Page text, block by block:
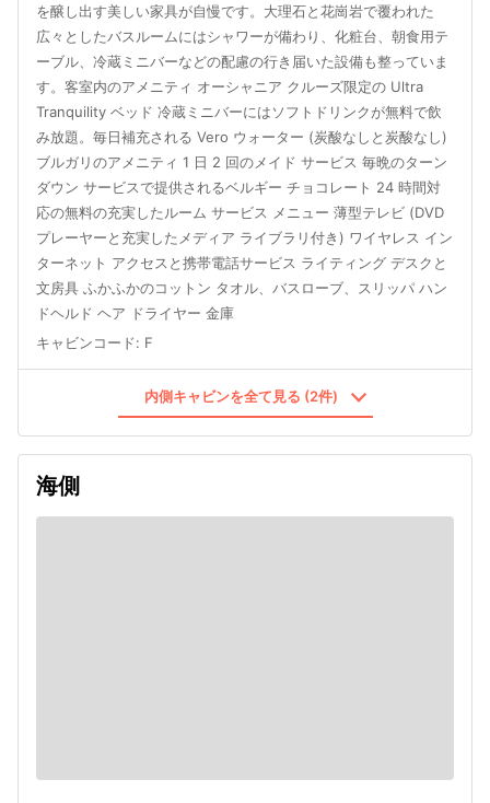
を醸し出す美しい家具が自慢です。大理石と花崗岩で覆われた
広々としたバスルームにはシャワーが備わり、化粧台、朝食用テ
ーブル、冷蔵ミニバーなどの配慮の行き届いた設備も整っていま
す。客室内のアメニティ オーシャニア クルーズ限定の Ultra
Tranquility ベッド 冷蔵ミニバーにはソフトドリンクが無料で飲
み放題。毎日補充される Vero ウォーター (炭酸なしと炭酸なし)
ブルガリのアメニティ 1 日 2 回のメイド サービス 毎晩のターン
ダウン サービスで提供されるベルギー チョコレート 24 時間対
応の無料の充実したルーム サービス メニュー 薄型テレビ (DVD
プレーヤーと充実したメディア ライブラリ付き) ワイヤレス イン
ターネット アクセスと携帯電話サービス ライティング デスクと
文房具 ふかふかのコットン タオル、バスローブ、スリッパ ハン
ドヘルド ヘア ドライヤー 金庫
キャビンコード: F
内側キャビンを全て見る (2件)
海側